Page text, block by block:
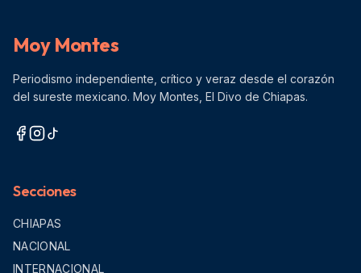
Moy Montes
Periodismo independiente, crítico y veraz desde el corazón
del sureste mexicano. Moy Montes, El Divo de Chiapas.
Secciones
CHIAPAS
NACIONAL
INTERNACIONAL